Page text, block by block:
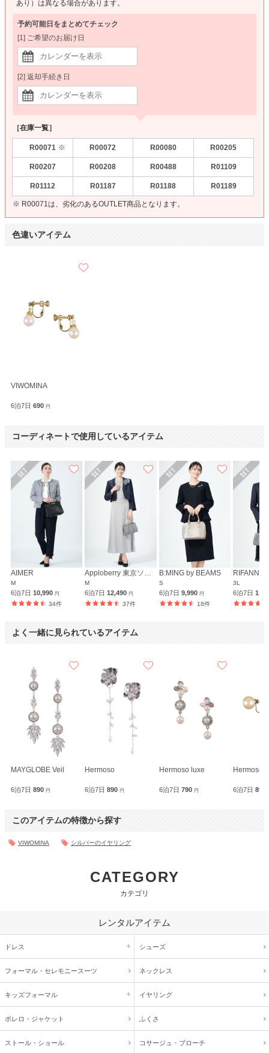
あり）は異なる場合があります。
予約可能日をまとめてチェック
[1] ご希望のお届け日
[2] 返却手続き日
［在庫一覧］
R00071 ※ R00072 R00080 R00205
R00207 R00208 R00488 R01109
R01112 R01187 R01188 R01189
※ R00071は、劣化のあるOUTLET商品となります。
色違いアイテム
VIWOMINA
6泊7日 690 円
コーディネートで使用しているアイテム
AIMER
M
6泊7日 10,990 円
34件
Apploberry 東京ソワール
M
6泊7日12,490円
37件
B:MING by BEAMS
S
6泊7日 9,990 円
18件
3L
6泊7日
よく一緒に見られているアイテム
MAYGLOBE Veil
6泊7日 890 円
Hermoso
6泊7日890円
Hermoso luxe
6泊7日 790 円
Hermoso
6泊7日 890
このアイテムの特徴から探す
VIWOMINA シルバーのイヤリング
CATEGORY
カテゴリ
レンタルアイテム
ドレス シューズ
フォーマル・ セレモニースーツ ネックレス
キッズフォーマル イヤリング
ボレロ・ジャケット ふくさ
ストール・ショール コサージュ・ ブローチ